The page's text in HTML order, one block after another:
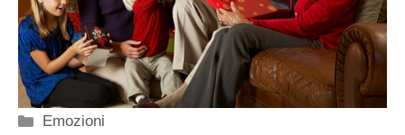
Categorie
Emozioni